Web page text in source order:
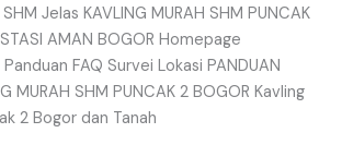
Jelas KAVLING MURAH SHM PUNCAK
AMAN BOGOR Homepage
FAQ Survei Lokasi PANDUAN
MURAH SHM PUNCAK 2 BOGOR Kavling
2 Bogor dan Tanah